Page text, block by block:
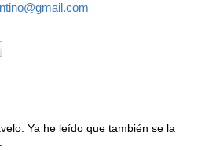
Ya he leído que también se la